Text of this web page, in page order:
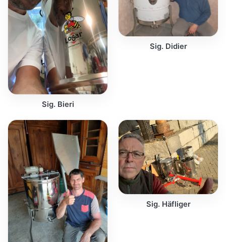
Sig. Bieri
Sig. Didier
Sig. Häfliger